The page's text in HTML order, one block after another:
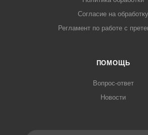
Согласие на обработку
Регламент по работе с
ПОМОЩЬ
Вопрос-ответ
Новости